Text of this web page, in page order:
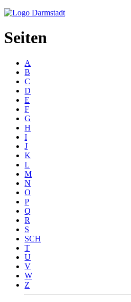
Seiten
A
B
C
D
E
F
G
H
I
J
K
L
M
N
O
P
Q
R
S
SCH
T
U
V
W
Z